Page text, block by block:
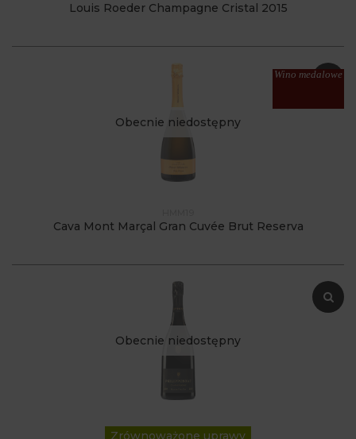
Louis Roeder Champagne Cristal 2015
Obecnie niedostępny
Wino medalowe
Cava Mont Marçal Gran Cuvée Brut Reserva
Obecnie niedostępny
Zrównoważone uprawy